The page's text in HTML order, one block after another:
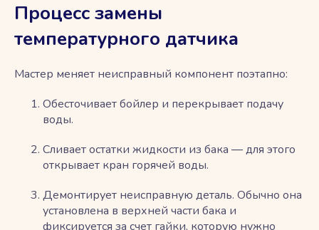
Процесс замены
температурного датчика
Мастер меняет неисправный компонент поэтапно:
Обесточивает бойлер и перекрывает подачу
воды.
Сливает остатки жидкости из бака ― для этого
открывает кран горячей воды.
Демонтирует неисправную деталь. Обычно она
установлена в верхней части бака и
фиксируется за счет гайки, которую нужно